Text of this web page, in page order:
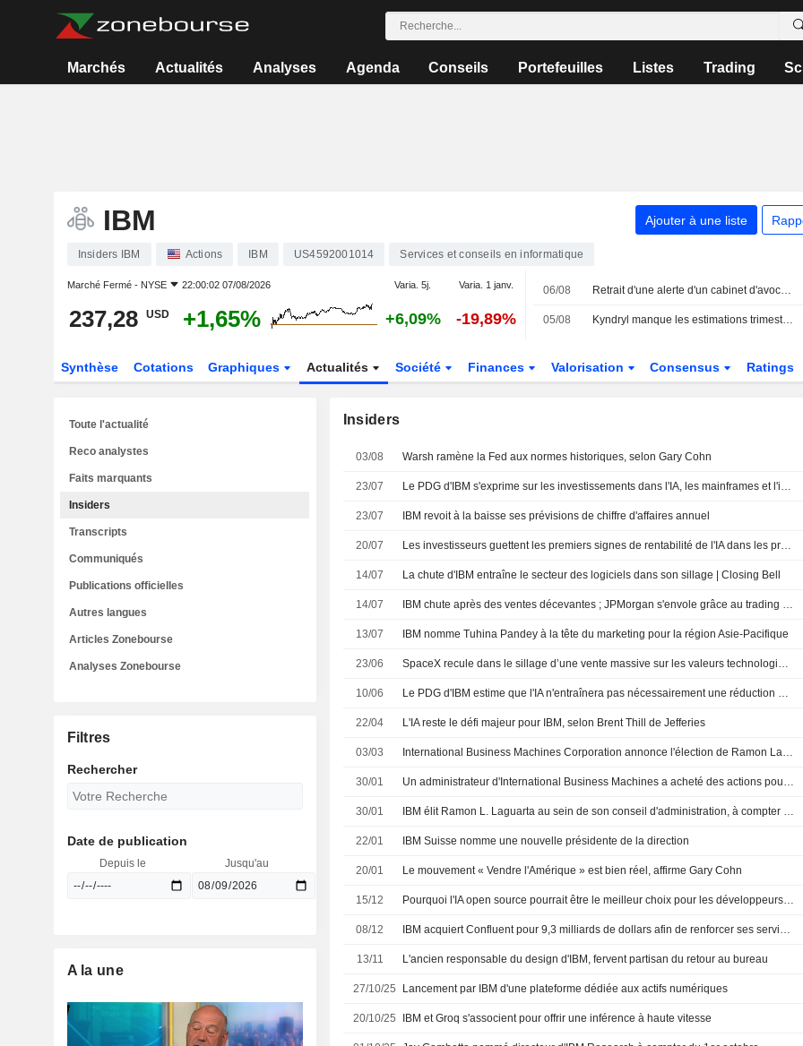
Marchés Actualités Analyses Agenda Conseils Portefeuilles Listes Trading
IBM Ajouter à une liste
Insiders IBM Actions IBM US4592001014 Services et conseils en informatique
Marché Fermé - NYSE 22:00:02 07/08/2026 Varia. 5j. Varia. 1 janv.
237,28 USD +1,65% +6,09% -19,89%
06/08 Retrait d'une alerte d'un cabinet d'avocats concernant IBM
05/08 Kyndryl manque les estimations trimestrielles en raison d'un chiffre d'affaires décevant et des charges liées aux suppressions de postes
Synthèse Cotations Graphiques Actualités Société Finances Valorisation Consensus Ratings
Insiders
03/08 Warsh ramène la Fed aux normes historiques, selon Gary Cohn
23/07 Le PDG d'IBM s'exprime sur les investissements dans l'IA, les mainframes et l'informatique quantique
23/07 IBM revoit à la baisse ses prévisions de chiffre d'affaires annuel
20/07 Les investisseurs guettent les premiers signes de rentabilité de l'IA dans les prochains résultats
14/07 La chute d'IBM entraîne le secteur des logiciels dans son sillage | Closing Bell
14/07 IBM chute après des ventes décevantes ; JPMorgan s'envole grâce au trading d'actions | Les mouvements de séance
13/07 IBM nomme Tuhina Pandey à la tête du marketing pour la région Asie-Pacifique
23/06 SpaceX recule dans le sillage d’une vente massive sur les valeurs technologiques ; AMC chute après une vente d’actions | Stock Movers
10/06 Le PDG d'IBM estime que l'IA n'entraînera pas nécessairement une réduction des effectifs
22/04 L'IA reste le défi majeur pour IBM, selon Brent Thill de Jefferies
03/03 International Business Machines Corporation annonce l'élection de Ramon Laguarta au conseil d'administration, à compter du 1er mars 2026
30/01 Un administrateur d'International Business Machines a acheté des actions pour une valeur de 304 000 $, selon un récent dépôt à la SEC
30/01 IBM élit Ramon L. Laguarta au sein de son conseil d'administration, à compter du 1
22/01 IBM Suisse nomme une nouvelle présidente de la direction
20/01 Le mouvement « Vendre l'Amérique » est bien réel, affirme Gary Cohn
15/12 Pourquoi l'IA open source pourrait être le meilleur choix pour les développeurs et les investisseurs
08/12 IBM acquiert Confluent pour 9,3 milliards de dollars afin de renforcer ses services d'IA
13/11 L'ancien responsable du design d'IBM, fervent partisan du retour au bureau
27/10/25 Lancement par IBM d'une plateforme dédiée aux actifs numériques
20/10/25 IBM et Groq s'associent pour offrir une inférence à haute vitesse
Toute l'actualité
Reco analystes
Faits marquants
Insiders
Transcripts
Communiqués
Publications officielles
Autres langues
Articles Zonebourse
Analyses Zonebourse
Filtres
Rechercher
Date de publication
Depuis le Jusqu'au
A la une